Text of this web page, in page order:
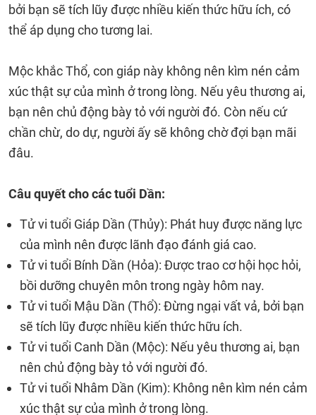
bởi bạn sẽ tích lũy được nhiều kiến thức hữu ích, có
thể áp dụng cho tương lai.
Mộc khắc Thổ, con giáp này không nên kìm nén cảm
xúc thật sự của mình ở trong lòng. Nếu yêu thương ai,
bạn nên chủ động bày tỏ với người đó. Còn nếu cứ
chần chừ, do dự, người ấy sẽ không chờ đợi bạn mãi
đâu.
Câu quyết cho các tuổi Dần:
Tử vi tuổi Giáp Dần (Thủy): Phát huy được năng lực
của mình nên được lãnh đạo đánh giá cao.
Tử vi tuổi Bính Dần (Hỏa): Được trao cơ hội học hỏi,
bồi dưỡng chuyên môn trong ngày hôm nay.
Tử vi tuổi Mậu Dần (Thổ): Đừng ngại vất vả, bởi bạn
sẽ tích lũy được nhiều kiến thức hữu ích.
Tử vi tuổi Canh Dần (Mộc): Nếu yêu thương ai, bạn
nên chủ động bày tỏ với người đó.
Tử vi tuổi Nhâm Dần (Kim): Không nên kìm nén cảm
xúc thật sự của mình ở trong lòng.